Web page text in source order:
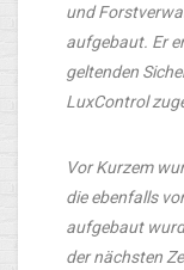
und
aufgebaut. Er
geltenden
LuxControl
Vor Kurzem
die ebenfalls
aufgebaut
der nächsten